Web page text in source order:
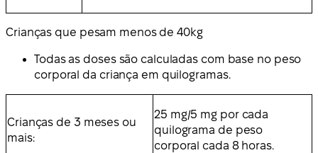
Crianças que pesam menos de 40kg
Todas as doses são calculadas com base no peso
corporal da criança em quilogramas.
Crianças de 3 meses ou
mais:
25 mg/5 mg por cada
quilograma de peso
corporal cada 8 horas.